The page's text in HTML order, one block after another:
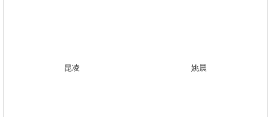
昆凌 姚晨